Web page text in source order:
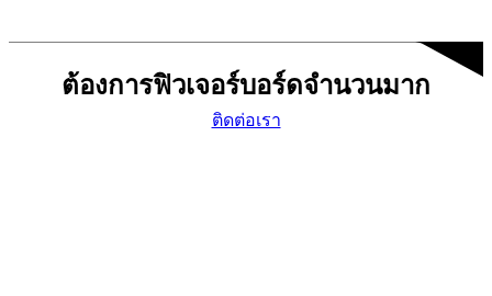
ต้องการฟิวเจอร์บอร์ดจำนวนมาก
ติดต่อเรา